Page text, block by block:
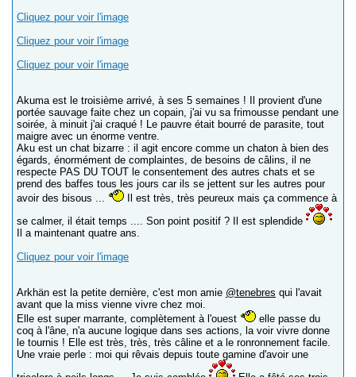
Cliquez pour voir l'image
Cliquez pour voir l'image
Cliquez pour voir l'image
Akuma est le troisième arrivé, à ses 5 semaines ! Il provient d'une
portée sauvage faite chez un copain, j'ai vu sa frimousse pendant une
soirée, à minuit j'ai craqué ! Le pauvre était bourré de parasite, tout
maigre avec un énorme ventre.
Aku est un chat bizarre : il agit encore comme un chaton à bien des
égards, énormément de complaintes, de besoins de câlins, il ne
respecte PAS DU TOUT le consentement des autres chats et se
prend des baffes tous les jours car ils se jettent sur les autres pour
avoir des bisous ...
Il est très, très peureux mais ça commence à
se calmer, il était temps .... Son point positif ? Il est splendide
Il a maintenant quatre ans.
Cliquez pour voir l'image
Arkhän est la petite dernière, c'est mon amie @tenebres qui l'avait
avant que la miss vienne vivre chez moi.
Elle est super marrante, complètement à l'ouest
elle passe du
coq à l'âne, n'a aucune logique dans ses actions, la voir vivre donne
le tournis ! Elle est très, très, très câline et a le ronronnement facile.
Une vraie perle : moi qui rêvais depuis toute gamine d'avoir une